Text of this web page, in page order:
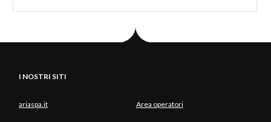
I NOSTRI SITI
ariaspa.it Area operatori